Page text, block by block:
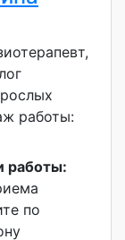
работы:
работы:
по